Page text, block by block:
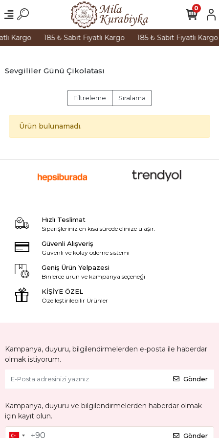
Kargo 185 ₺ Sabit Fiyatlı Kargo 185 ₺ Sabit Fiyatlı Kargo
0
Sevgililer Günü Çikolatası
Filtreleme Sıralama
Ürün bulunamadı.
Hızlı Teslimat
Siparişleriniz en kısa sürede elinize ulaşır.
Güvenli Alışveriş
Güvenli ve kolay ödeme sistemi
Geniş Ürün Yelpazesi
Binlerce ürün ve kampanya seçeneği
KİŞİYE ÖZEL
Özelleştirilebilir Ürünler
Kampanya, duyuru, bilgilendirmelerden e-posta ile haberdar
olmak istiyorum.
Gönder
Kampanya, duyuru ve bilgilendirmelerden haberdar olmak
için kayıt olun.
Gönder